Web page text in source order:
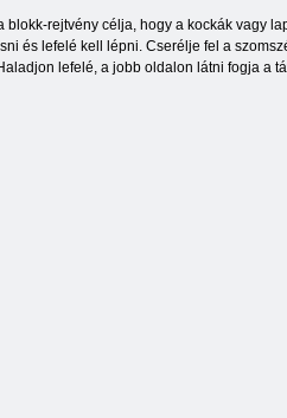
rejtvény célja, hogy a kockák vagy
és lefelé kell lépni. Cserélje fel a
lefelé, a jobb oldalon látni fogja a